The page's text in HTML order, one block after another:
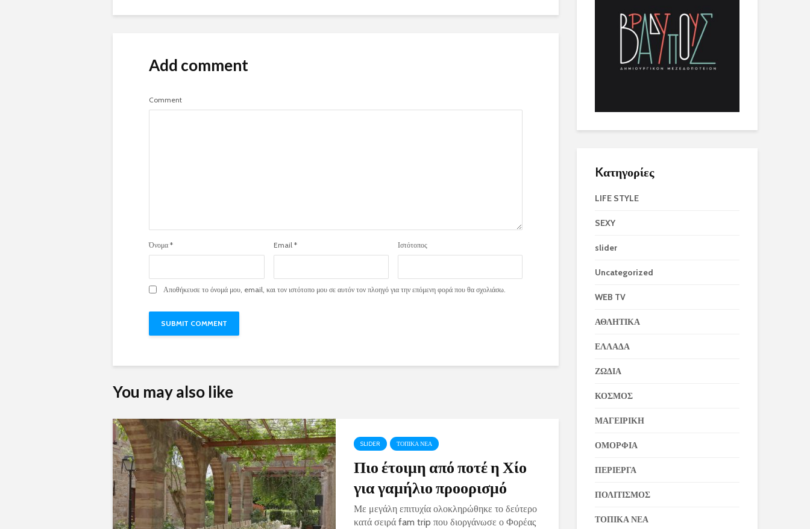
Add comment
Comment
Όνομα * Email * Ιστότοπος
Αποθήκευσε το όνομά μου, email, και τον ιστότοπο μου σε αυτόν τον πλοηγό για την επόμενη φορά που θα σχολιάσω.
You may also like
SLIDER ΤΟΠΙΚΑ ΝΕΑ
Πιο έτοιμη από ποτέ η Χίο
για γαμήλιο προορισμό
Με μεγάλη επιτυχία ολοκληρώθηκε το δεύτερο
κατά σειρά fam trip που διοργάνωσε ο Φορέας
Kατηγορίες
LIFE STYLE
SEXY
slider
Uncategorized
WEB TV
ΑΘΛΗΤΙΚΑ
ΕΛΛΑΔΑ
ΖΩΔΙΑ
ΚΟΣΜΟΣ
ΜΑΓΕΙΡΙΚΗ
ΟΜΟΡΦΙΑ
ΠΕΡΙΕΡΓΑ
ΠΟΛΙΤΙΣΜΟΣ
ΤΟΠΙΚΑ ΝΕΑ